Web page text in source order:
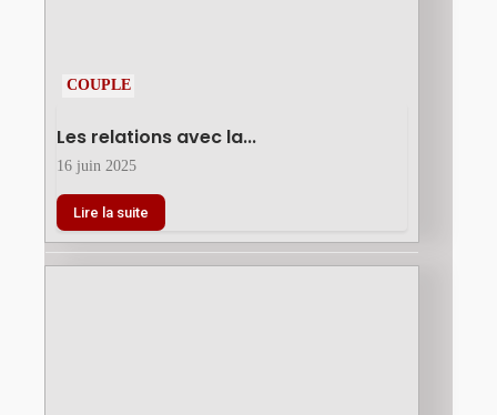
COUPLE
Les relations avec la...
16 juin 2025
Lire la suite